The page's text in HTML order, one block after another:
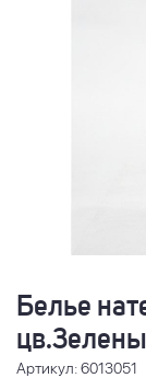
Белье
Артикул: 6013051